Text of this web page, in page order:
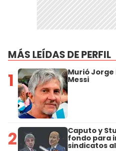
MÁS LEÍDAS DE PERFIL
1 Murió Jorge
Messi
2 Caputo y
fondo para
sindicatos